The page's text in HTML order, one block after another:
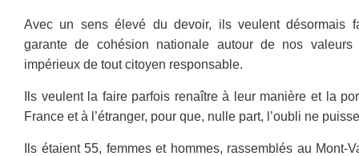
Avec un sens élevé du devoir, ils veulent désormais
garante de cohésion nationale autour de nos valeurs
impérieux de tout citoyen responsable.
Ils veulent la faire parfois renaître à leur manière et la
France et à l’étranger, pour que, nulle part, l’oubli ne
Ils étaient 55, femmes et hommes, rassemblés au Mont-